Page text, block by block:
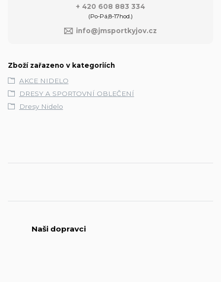
+ 420 608 883 334
(Po-Pá,8-17hod.)
info@jmsportkyjov.cz
Zboží zařazeno v kategoriích
AKCE NIDELO
DRESY A SPORTOVNÍ OBLEČENÍ
Dresy Nidelo
Naši dopravci